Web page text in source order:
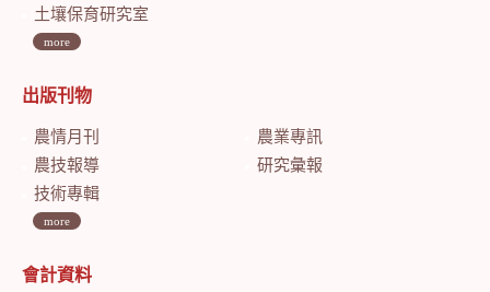
土壤保育研究室
more
出版刊物
農情月刊
農業專訊
農技報導
研究彙報
技術專輯
more
會計資料